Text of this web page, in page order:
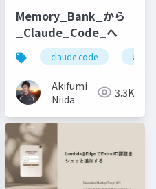
Memory_Bank_から
_Claude_Code_へ
claude code ai駆
Akifumi
Niida
3.3K